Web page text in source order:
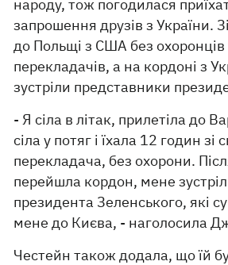
народу, тож погодилася
запрошення друзів з України.
до Польщі з США без охоронців
перекладачів, а на кордоні з
зустріли представники
- Я сіла в літак, прилетіла до
сіла у потяг і їхала 12 годин зі
перекладача, без охорони.
перейшла кордон, мене
президента Зеленського, які
мене до Києва, - наголосила
Честейн також додала, що їй